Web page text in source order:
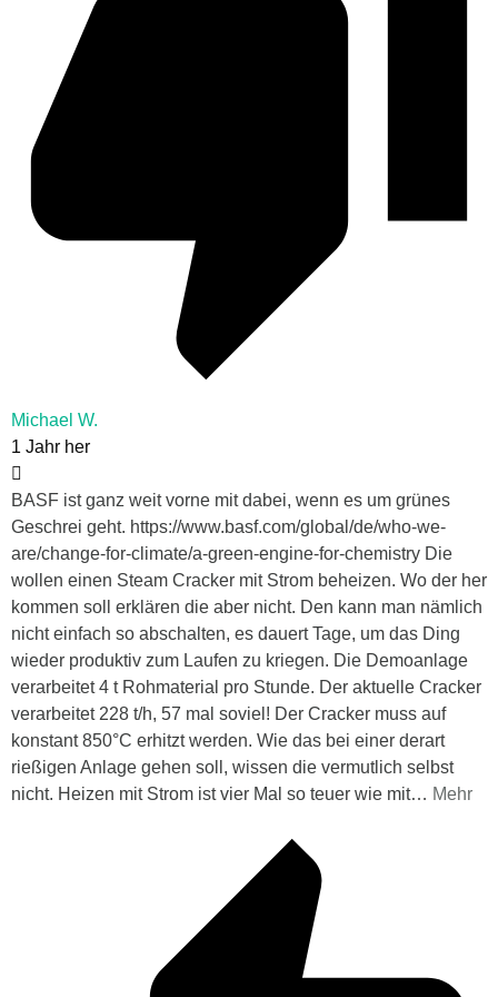
Michael W.
1 Jahr her
BASF ist ganz weit vorne mit dabei, wenn es um grünes
Geschrei geht. https://www.basf.com/global/de/who-we-
are/change-for-climate/a-green-engine-for-chemistry Die
wollen einen Steam Cracker mit Strom beheizen. Wo der her
kommen soll erklären die aber nicht. Den kann man nämlich
nicht einfach so abschalten, es dauert Tage, um das Ding
wieder produktiv zum Laufen zu kriegen. Die Demoanlage
verarbeitet 4 t Rohmaterial pro Stunde. Der aktuelle Cracker
verarbeitet 228 t/h, 57 mal soviel! Der Cracker muss auf
konstant 850°C erhitzt werden. Wie das bei einer derart
rießigen Anlage gehen soll, wissen die vermutlich selbst
nicht. Heizen mit Strom ist vier Mal so teuer wie mit… Mehr